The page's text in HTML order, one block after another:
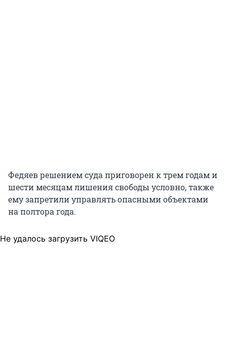
Федяев решением суда приговорен к трем годам и
шести месяцам лишения свободы условно, также
ему запретили управлять опасными объектами
на полтора года.
Не удалось загрузить VIQEO